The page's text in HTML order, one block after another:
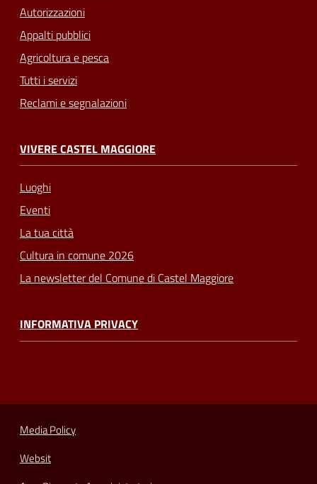
Autorizzazioni
Appalti pubblici
Agricoltura e pesca
Tutti i servizi
Reclami e segnalazioni
VIVERE CASTEL MAGGIORE
Luoghi
Eventi
La tua città
Cultura in comune 2026
La newsletter del Comune di Castel Maggiore
INFORMATIVA PRIVACY
Media Policy
Websit